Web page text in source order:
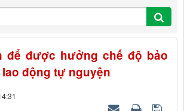
để được hưởng chế độ bảo
động tự nguyện